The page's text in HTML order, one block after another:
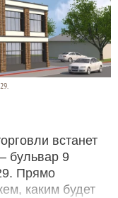
встанет
бульвар 9
Прямо
каким будет